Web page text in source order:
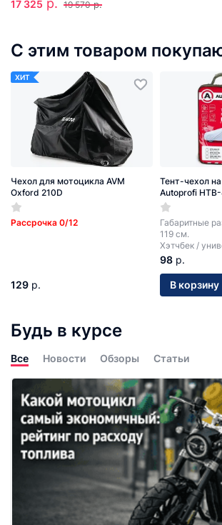
17 325 р. 19 570 р.
С этим товаром
ХИТ
Чехол для мотоцикла AVM
Oxford 210D
Рассрочка 0/12
129 р.
Тент-чехол
Autoprofi
Габаритные
119 см.
Хэтчбек /
98 р.
В корзину
Будь в курсе
Все Новости Обзоры Статьи